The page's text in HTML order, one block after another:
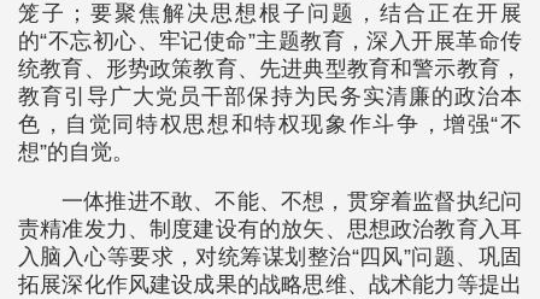
笼子；要聚焦解决思想根子问题，结合正在开展
的“不忘初心、牢记使命”主题教育，深入开展革命传
统教育、形势政策教育、先进典型教育和警示教育，
教育引导广大党员干部保持为民务实清廉的政治本
色，自觉同特权思想和特权现象作斗争，增强“不
想”的自觉。
一体推进不敢、不能、不想，贯穿着监督执纪问
责精准发力、制度建设有的放矢、思想政治教育入耳
入脑入心等要求，对统筹谋划整治“四风”问题、巩固
拓展深化作风建设成果的战略思维、战术能力等提出